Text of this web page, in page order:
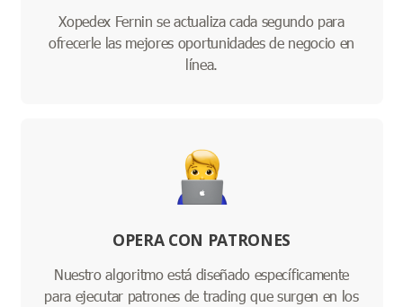
Xopedex Fernin se actualiza cada segundo para
ofrecerle las mejores oportunidades de negocio en
línea.
OPERA CON PATRONES
Nuestro algoritmo está diseñado específicamente
para ejecutar patrones de trading que surgen en los